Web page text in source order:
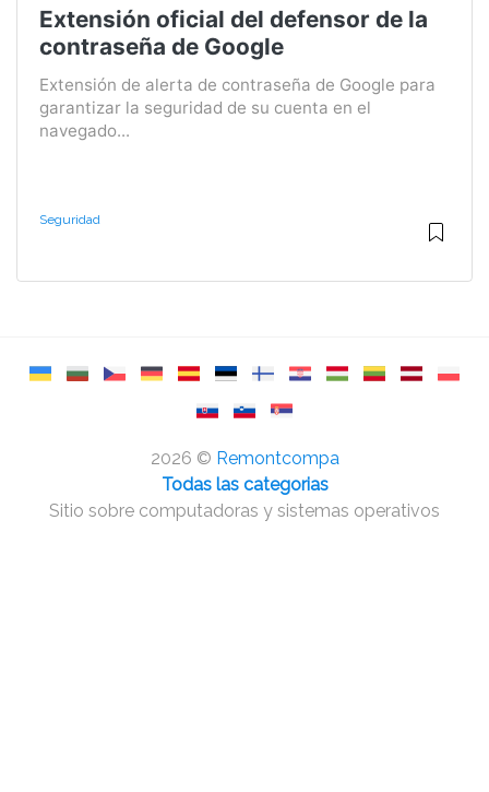
Extensión oficial del defensor de la
contraseña de Google
Extensión de alerta de contraseña de Google para
garantizar la seguridad de su cuenta en el
navegado...
Seguridad
2026 © Remontcompa
Todas las categorias
Sitio sobre computadoras y sistemas operativos